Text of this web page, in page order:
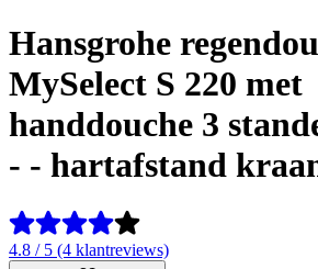
Hansgrohe
MySelect S 220 met
handdouche 3
- - hartafstand
4.8 / 5 (4 klantreviews)